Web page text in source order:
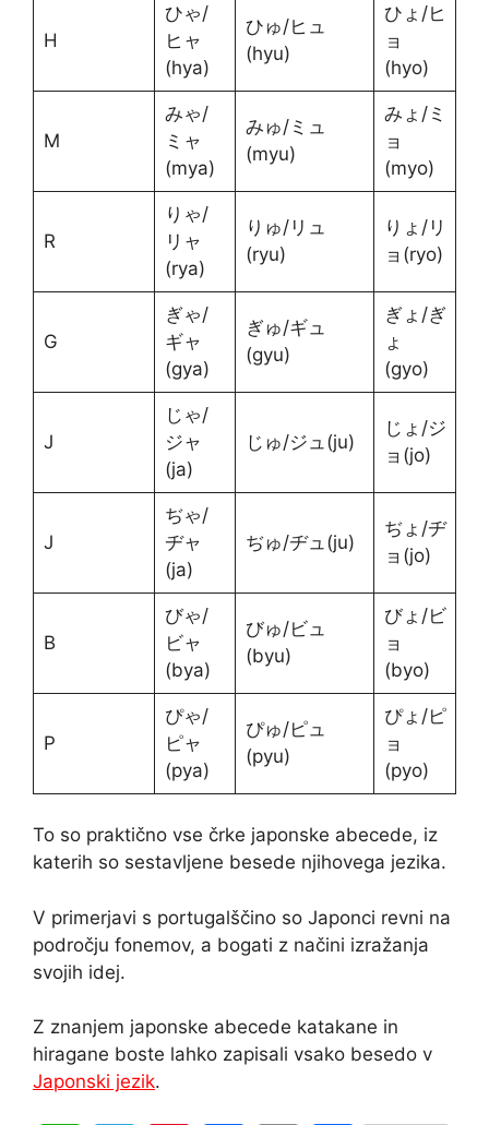
H
ひゃ/
ヒャ
(hya)
ひゅ/ヒュ
(hyu)
ひょ/ヒ
ョ
(hyo)
M
みゃ/
ミャ
(mya)
みゅ/ミュ
(myu)
みょ/ミ
ョ
(myo)
R
りゃ/
リャ
(rya)
りゅ/リュ
(ryu)
りょ/リ
ョ(ryo)
G
ぎゃ/
ギャ
(gya)
ぎゅ/ギュ
(gyu)
ぎょ/ぎ
ょ
(gyo)
J
じゃ/
ジャ
(ja)
じゅ/ジュ(ju)
じょ/ジ
ョ(jo)
J
ぢゃ/
ヂャ
(ja)
ぢゅ/ヂュ(ju)
ぢょ/ヂ
ョ(jo)
B
びゃ/
ビャ
(bya)
びゅ/ビュ
(byu)
びょ/ビ
ョ
(byo)
P
ぴゃ/
ピャ
(pya)
ぴゅ/ピュ
(pyu)
ぴょ/ピ
ョ
(pyo)
To so praktično vse črke japonske abecede, iz
katerih so sestavljene besede njihovega jezika.
V primerjavi s portugalščino so Japonci revni na
področju fonemov, a bogati z načini izražanja
svojih idej.
Z znanjem japonske abecede katakane in
hiragane boste lahko zapisali vsako besedo v
Japonski jezik.